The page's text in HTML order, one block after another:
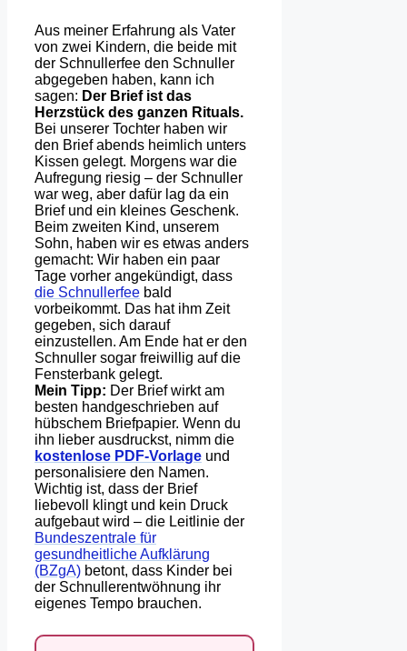
Aus meiner Erfahrung als Vater
von zwei Kindern, die beide mit
der Schnullerfee den Schnuller
abgegeben haben, kann ich
sagen: Der Brief ist das
Herzstück des ganzen Rituals.
Bei unserer Tochter haben wir
den Brief abends heimlich unters
Kissen gelegt. Morgens war die
Aufregung riesig – der Schnuller
war weg, aber dafür lag da ein
Brief und ein kleines Geschenk.
Beim zweiten Kind, unserem
Sohn, haben wir es etwas anders
gemacht: Wir haben ein paar
Tage vorher angekündigt, dass
die Schnullerfee bald
vorbeikommt. Das hat ihm Zeit
gegeben, sich darauf
einzustellen. Am Ende hat er den
Schnuller sogar freiwillig auf die
Fensterbank gelegt.
Mein Tipp: Der Brief wirkt am
besten handgeschrieben auf
hübschem Briefpapier. Wenn du
ihn lieber ausdruckst, nimm die
kostenlose PDF-Vorlage und
personalisiere den Namen.
Wichtig ist, dass der Brief
liebevoll klingt und kein Druck
aufgebaut wird – die Leitlinie der
Bundeszentrale für
gesundheitliche Aufklärung
(BZgA) betont, dass Kinder bei
der Schnullerentwöhnung ihr
eigenes Tempo brauchen.